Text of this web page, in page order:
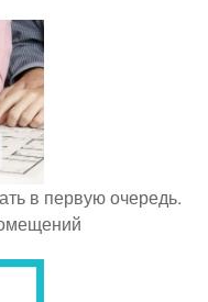
в первую очередь.